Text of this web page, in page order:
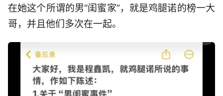
在她这个所谓的男“闺蜜家”，就是鸡腿诺的榜一大
哥，并且他们多次在一起。